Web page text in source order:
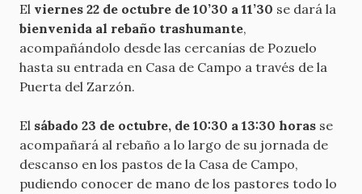
El viernes 22 de octubre de 10’30 a 11’30 se dará la
bienvenida al rebaño trashumante,
acompañándolo desde las cercanías de Pozuelo
hasta su entrada en Casa de Campo a través de la
Puerta del Zarzón.
El sábado 23 de octubre, de 10:30 a 13:30 horas se
acompañará al rebaño a lo largo de su jornada de
descanso en los pastos de la Casa de Campo,
pudiendo conocer de mano de los pastores todo lo